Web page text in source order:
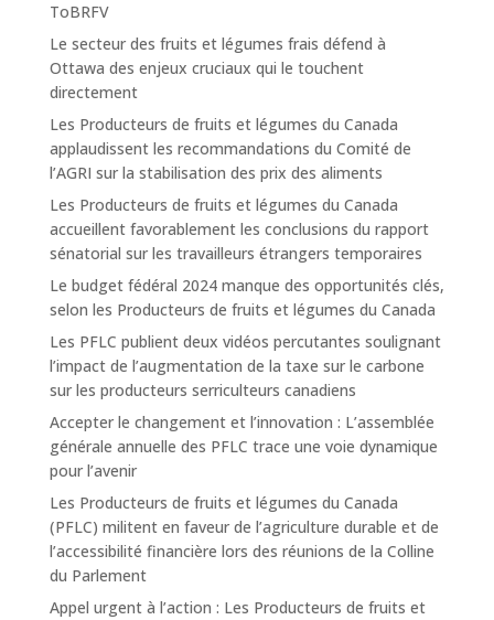
ToBRFV
Le secteur des fruits et légumes frais défend à
Ottawa des enjeux cruciaux qui le touchent
directement
Les Producteurs de fruits et légumes du Canada
applaudissent les recommandations du Comité de
l’AGRI sur la stabilisation des prix des aliments
Les Producteurs de fruits et légumes du Canada
accueillent favorablement les conclusions du rapport
sénatorial sur les travailleurs étrangers temporaires
Le budget fédéral 2024 manque des opportunités clés,
selon les Producteurs de fruits et légumes du Canada
Les PFLC publient deux vidéos percutantes soulignant
l’impact de l’augmentation de la taxe sur le carbone
sur les producteurs serriculteurs canadiens
Accepter le changement et l’innovation : L’assemblée
générale annuelle des PFLC trace une voie dynamique
pour l’avenir
Les Producteurs de fruits et légumes du Canada
(PFLC) militent en faveur de l’agriculture durable et de
l’accessibilité financière lors des réunions de la Colline
du Parlement
Appel urgent à l’action : Les Producteurs de fruits et